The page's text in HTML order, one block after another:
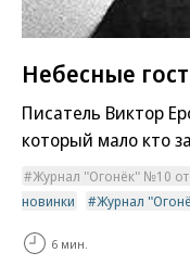
Небесные
Писатель Виктор
который мало кто
Журнал "Огонёк" №10 от
новинки
Журнал
6 мин.